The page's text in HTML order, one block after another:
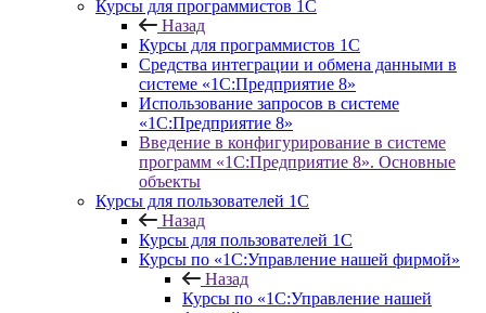
Курсы для программистов 1С
Назад
Курсы для программистов 1С
Средства интеграции и обмена данными в
системе «1С:Предприятие 8»
Использование запросов в системе
«1С:Предприятие 8»
Введение в конфигурирование в системе
программ «1С:Предприятие 8». Основные
объекты
Курсы для пользователей 1С
Назад
Курсы для пользователей 1С
Курсы по «1С:Управление нашей фирмой»
Назад
Курсы по «1С:Управление нашей